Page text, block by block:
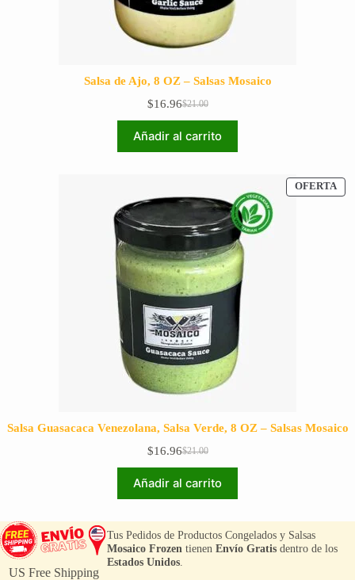
Salsa de Ajo, 8 OZ – Salsas Mosaico
$21.00
El
precio
original
era:
$16.96El
precio
actual
es:
Añadir al carrito
OFERTA
EN
Salsa Guasacaca Venezolana, Salsa Verde, 8 OZ – Salsas Mosaico
$21.00
El
precio
original
era:
$16.96El
precio
actual
es:
Añadir al carrito
US Free Shipping
Tus Pedidos de Productos Congelados y Salsas
Mosaico Frozen tienenEnvío Gratis dentro de los
Estados Unidos